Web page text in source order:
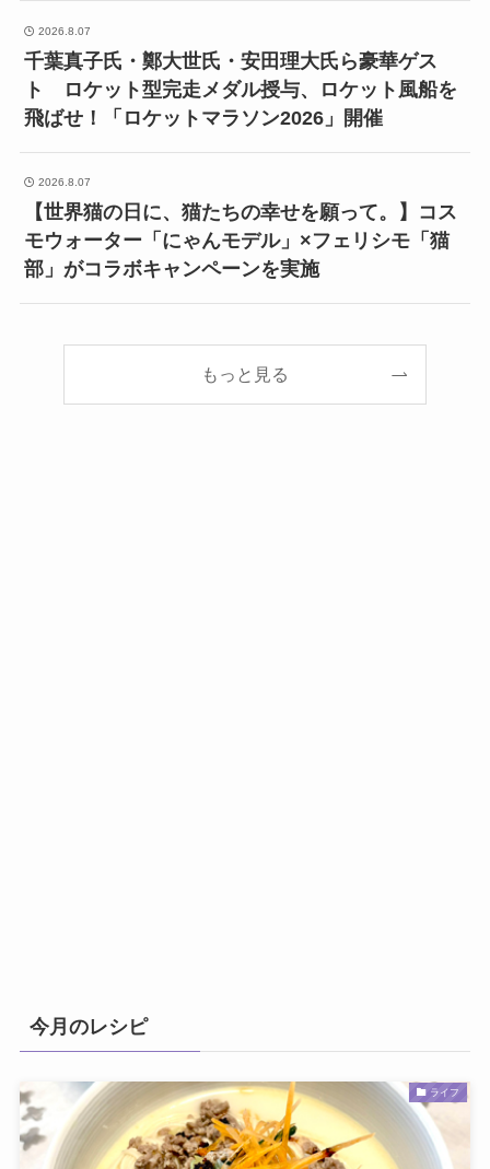
2026.8.07
千葉真子氏・鄭大世氏・安田理大氏ら豪華ゲス
ト ロケット型完走メダル授与、ロケット風船を
飛ばせ！「ロケットマラソン2026」開催
2026.8.07
【世界猫の日に、猫たちの幸せを願って。】コス
モウォーター「にゃんモデル」×フェリシモ「猫
部」がコラボキャンペーンを実施
もっと見る
今月のレシピ
ライフ